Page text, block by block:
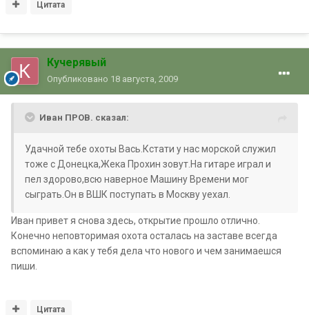
Цитата
Кучерявый
Опубликовано 18 августа, 2009
Иван ПРОВ. сказал:
Удачной тебе охоты Вась.Кстати у нас морской служил
тоже с Донецка,Жека Прохин зовут.На гитаре играл и
пел здорово,всю наверное Машину Времени мог
сыграть.Он в ВШК поступать в Москву уехал.
Иван привет я снова здесь, открытие прошло отлично.
Конечно неповторимая охота осталась на заставе всегда
вспоминаю а как у тебя дела что нового и чем занимаешся
пиши.
Цитата